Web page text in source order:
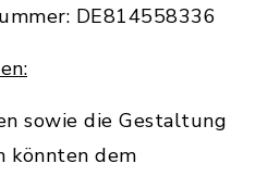
DE814558336
sowie die Gestaltung
könnten dem